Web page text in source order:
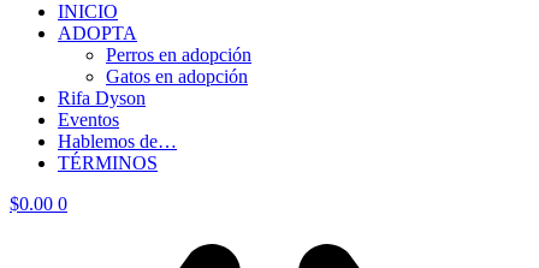
INICIO
ADOPTA
Perros en adopción
Gatos en adopción
Rifa Dyson
Eventos
Hablemos de…
TÉRMINOS
$0.00 0